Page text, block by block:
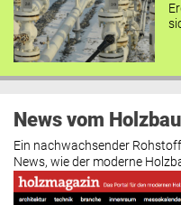
News vom Holzbau
Ein nachwachsender
News, wie der moderne